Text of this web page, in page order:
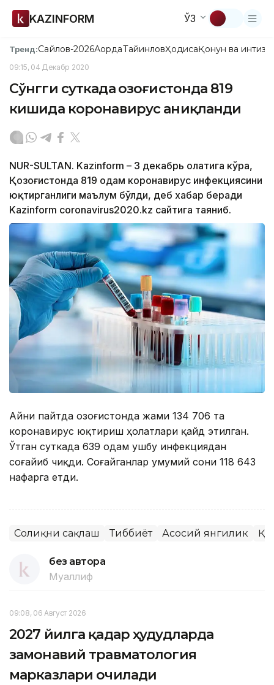
KAZINFORM ЎЗ
Тренд:Сайлов-2026АқордаТайинловҲодисаҚонун ва
09:15, 04 Декабр 2020
Сўнгги суткада Қозоғистонда 819
кишида коронавирус аниқланди
NUR-SULTAN. Kazinform – 3 декабрь ҳолатига кўра,
Қозоғистонда 819 одам коронавирус инфекциясини
юқтирганлиги маълум бўлди, деб хабар беради
Kazinform coronavirus2020.kz сайтига таяниб.
Айни пайтда Қозоғистонда жами 134 706 та
коронавирус юқтириш ҳолатлари қайд этилган.
Ўтган суткада 639 одам ушбу инфекциядан
соғайиб чиқди. Соғайганлар умумий сони 118 643
нафарга етди.
Соғлиқни сақлаш Тиббиёт Асосий янгилик ҚР
без автора
Муаллиф
09:08, 06 Август 2026
2027 йилга қадар ҳудудларда
замонавий травматология
марказлари очилади